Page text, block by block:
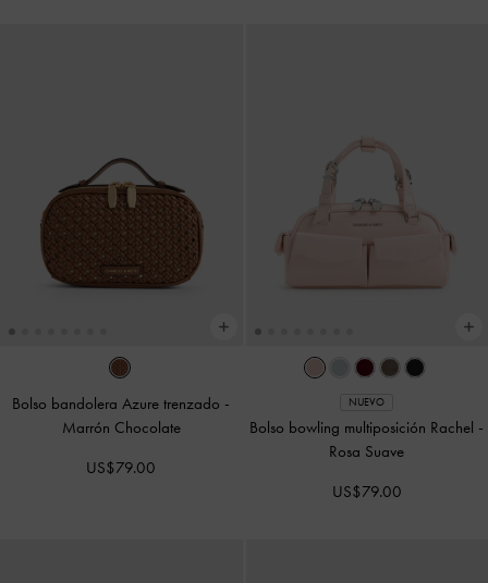
Bolso bandolera Azure trenzado -
Marrón Chocolate
US$79.00
NUEVO
Bolso bowling multiposición Rachel -
Rosa Suave
US$79.00